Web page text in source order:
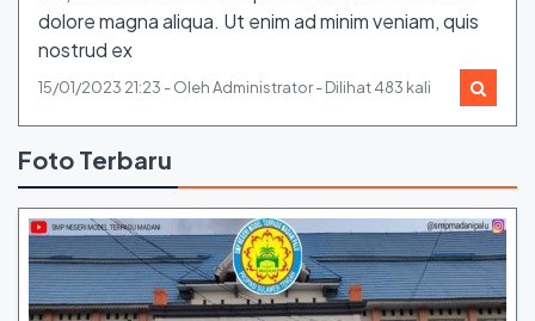
dolore magna aliqua. Ut enim ad minim veniam, quis
nostrud ex
15/01/2023 21:23 - Oleh Administrator - Dilihat 483 kali
Foto Terbaru